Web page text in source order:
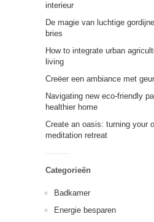
interieur
De magie van luchtige
bries
How to integrate urban
living
Creëer een ambiance met
Navigating new eco-friendly
healthier home
Create an oasis: turning your
meditation retreat
Categorieën
Badkamer
Energie besparen